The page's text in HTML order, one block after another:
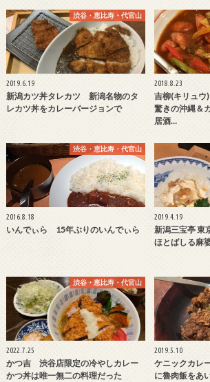
渋谷・恵比寿・代官山
2019.6.19
新潟カツ丼タレカツ 新潟名物のタ
レカツ丼をカレーバージョンで
2018.8.23
吉柳(キリュ
驚きの沖縄＆
居酒…
渋谷・恵比寿・代官山
2016.8.18
いんでぃら 15年ぶりのいんでぃら
2019.4.19
新潟三宝亭
ほとばしる麻
渋谷・恵比寿・代官山
2022.7.25
かつ吉 渋谷店限定の冷やしカレー
かつ丼は唯一無二の料理だった
2019.5.10
ケニックカレ
に魯肉飯をあ